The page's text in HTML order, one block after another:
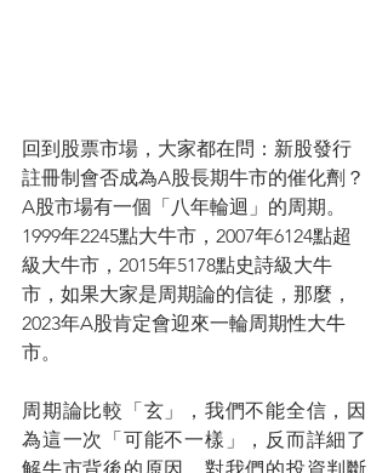
回到股票市場，大家都在問：新股發行
註冊制會否成為A股長期牛市的催化劑？
A股市場有一個「八年輪迴」的周期。
1999年2245點大牛市，2007年6124點超
級大牛市，2015年5178點史詩級大牛
市，如果大家是周期論的信徒，那麼，
2023年A股肯定會迎來一輪周期性大牛
市。
周期論比較「玄」，我們不能全信，因
為這一次「可能不一樣」，反而詳細了